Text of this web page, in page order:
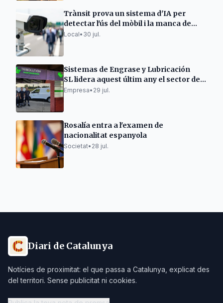
Trànsit prova un sistema d'IA per
detectar l'ús del mòbil i la manca de
cinturó
Local• 30 jul.
Sistemas de Engrase y Lubricación
SL lidera aquest últim any el sector del
greixatge automàtic.
Empresa• 29 jul.
Rosalía entra a l'examen de
nacionalitat espanyola
Societat• 28 jul.
Diari de Catalunya
Notícies de proximitat: el que passa a Catalunya, explicat des
del territori. Sense publicitat ni cookies.